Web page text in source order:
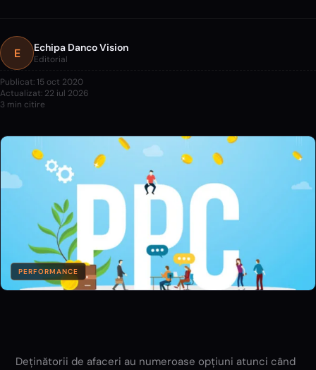
E Echipa Danco Vision
Editorial
Publicat:15 oct 2020
Actualizat: 22 iul 2026
3 min citire
PERFORMANCE
Deținătorii de afaceri au numeroase opțiuni atunci când